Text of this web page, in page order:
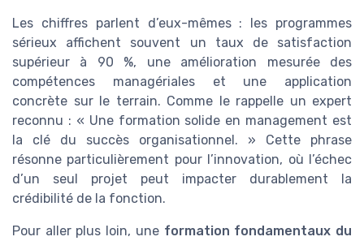
Les chiffres parlent d’eux-mêmes : les programmes
sérieux affichent souvent un taux de satisfaction
supérieur à 90 %, une amélioration mesurée des
compétences managériales et une application
concrète sur le terrain. Comme le rappelle un expert
reconnu : « Une formation solide en management est
la clé du succès organisationnel. » Cette phrase
résonne particulièrement pour l’innovation, où l’échec
d’un seul projet peut impacter durablement la
crédibilité de la fonction.
Pour aller plus loin, une formation fondamentaux du